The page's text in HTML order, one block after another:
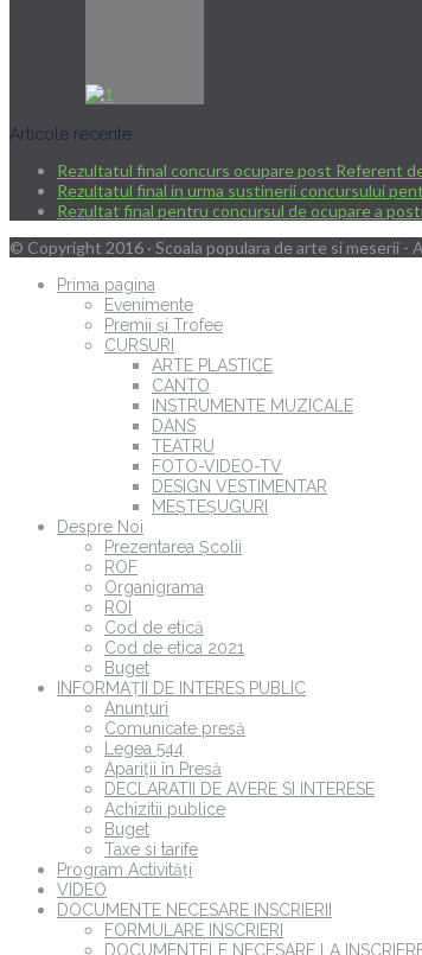
Articole recente
Rezultatul final concurs ocupare post Referent
Rezultatul final in urma sustinerii concursului
Rezultat final pentru concursul de ocupare a
© Copyright 2016 · Scoala populara de arte si meserii
Prima pagina
Evenimente
Premii și Trofee
CURSURI
ARTE PLASTICE
CANTO
INSTRUMENTE MUZICALE
DANS
TEATRU
FOTO-VIDEO-TV
DESIGN VESTIMENTAR
MEȘTEȘUGURI
Despre Noi
Prezentarea Școlii
ROF
Organigrama
ROI
Cod de etică
Cod de etica 2021
Buget
INFORMAȚII DE INTERES PUBLIC
Anunțuri
Comunicate presă
Legea 544
Apariții în Presă
DECLARATII DE AVERE SI INTERESE
Achizitii publice
Buget
Taxe si tarife
Program Activități
VIDEO
DOCUMENTE NECESARE INSCRIERII
FORMULARE INSCRIERI
DOCUMENTELE NECESARE LA